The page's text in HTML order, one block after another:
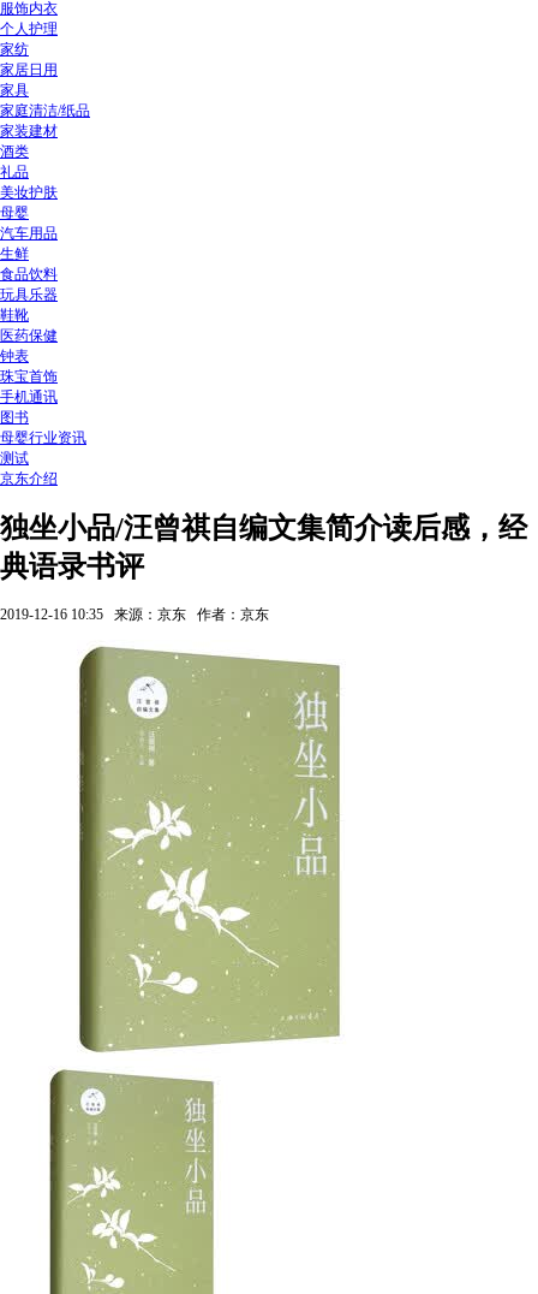
服饰内衣
个人护理
家纺
家居日用
家具
家庭清洁/纸品
家装建材
酒类
礼品
美妆护肤
母婴
汽车用品
生鲜
食品饮料
玩具乐器
鞋靴
医药保健
钟表
珠宝首饰
手机通讯
图书
母婴行业资讯
测试
京东介绍
独坐小品/汪曾祺自编文集简介读后感，经
典语录书评
2019-12-16 10:35 来源：京东 作者：京东